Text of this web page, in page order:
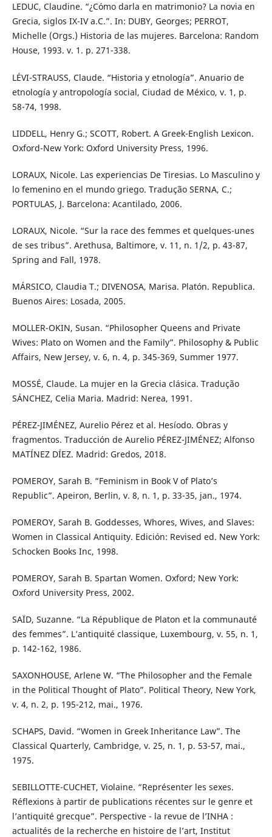
LEDUC, Claudine. “¿Cómo darla en matrimonio? La novia en
Grecia, siglos IX-IV a.C.”. In: DUBY, Georges; PERROT,
Michelle (Orgs.) Historia de las mujeres. Barcelona: Random
House, 1993. v. 1. p. 271-338.
LÉVI-STRAUSS, Claude. “Historia y etnología”. Anuario de
etnología y antropología social, Ciudad de México, v. 1, p.
58-74, 1998.
LIDDELL, Henry G.; SCOTT, Robert. A Greek-English Lexicon.
Oxford-New York: Oxford University Press, 1996.
LORAUX, Nicole. Las experiencias De Tiresias. Lo Masculino y
lo femenino en el mundo griego. Tradução SERNA, C.;
PORTULAS, J. Barcelona: Acantilado, 2006.
LORAUX, Nicole. “Sur la race des femmes et quelques-unes
de ses tribus”. Arethusa, Baltimore, v. 11, n. 1/2, p. 43-87,
Spring and Fall, 1978.
MÁRSICO, Claudia T.; DIVENOSA, Marisa. Platón. Republica.
Buenos Aires: Losada, 2005.
MOLLER-OKIN, Susan. “Philosopher Queens and Private
Wives: Plato on Women and the Family”. Philosophy & Public
Affairs, New Jersey, v. 6, n. 4, p. 345-369, Summer 1977.
MOSSÉ, Claude. La mujer en la Grecia clásica. Tradução
SÁNCHEZ, Celia Maria. Madrid: Nerea, 1991.
PÉREZ-JIMÉNEZ, Aurelio Pérez et al. Hesíodo. Obras y
fragmentos. Traducción de Aurelio PÉREZ-JIMÉNEZ; Alfonso
MATÍNEZ DÍEZ. Madrid: Gredos, 2018.
POMEROY, Sarah B. “Feminism in Book V of Plato’s
Republic”. Apeiron, Berlin, v. 8, n. 1, p. 33-35, jan., 1974.
POMEROY, Sarah B. Goddesses, Whores, Wives, and Slaves:
Women in Classical Antiquity. Edición: Revised ed. New York:
Schocken Books Inc, 1998.
POMEROY, Sarah B. Spartan Women. Oxford; New York:
Oxford University Press, 2002.
SAÏD, Suzanne. “La République de Platon et la communauté
des femmes”. L’antiquité classique, Luxembourg, v. 55, n. 1,
p. 142-162, 1986.
SAXONHOUSE, Arlene W. “The Philosopher and the Female
in the Political Thought of Plato”. Political Theory, New York,
v. 4, n. 2, p. 195-212, mai., 1976.
SCHAPS, David. “Women in Greek Inheritance Law”. The
Classical Quarterly, Cambridge, v. 25, n. 1, p. 53-57, mai.,
1975.
SEBILLOTTE-CUCHET, Violaine. “Représenter les sexes.
Réflexions à partir de publications récentes sur le genre et
l’antiquité grecque”. Perspective - la revue de l’INHA :
actualités de la recherche en histoire de l’art, Institut